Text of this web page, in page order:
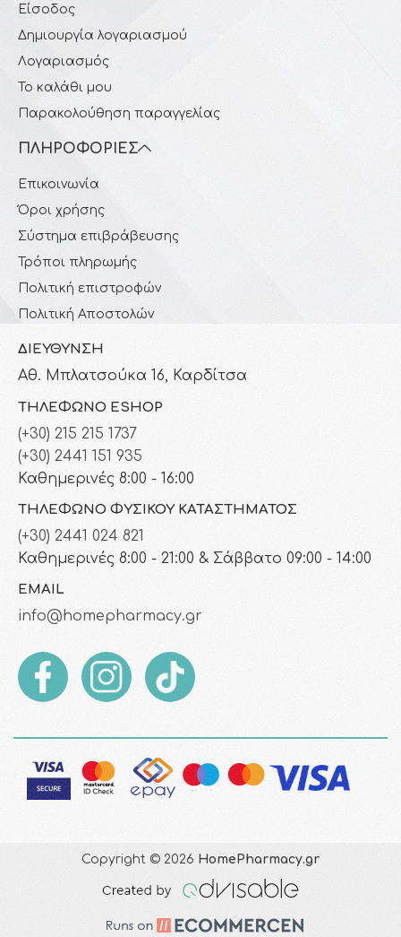
Είσοδος
Δημιουργία λογαριασμού
Λογαριασμός
Το καλάθι μου
Παρακολούθηση παραγγελίας
ΠΛΗΡΟΦΟΡΊΕΣ
Επικοινωνία
Όροι χρήσης
Σύστημα επιβράβευσης
Τρόποι πληρωμής
Πολιτική επιστροφών
Πολιτική Αποστολών
ΔΙΕΎΘΥΝΣΗ
Αθ. Μπλατσούκα 16, Καρδίτσα
ΤΗΛΈΦΩΝΟ ESHOP
(+30) 215 215 1737
(+30) 2441 151 935
Καθημερινές 8:00 - 16:00
ΤΗΛΈΦΩΝΟ ΦΥΣΙΚΟΎ ΚΑΤΑΣΤΉΜΑΤΟΣ
(+30) 2441 024 821
Καθημερινές 8:00 - 21:00 & Σάββατο 09:00 - 14:00
EMAIL
info@homepharmacy.gr
Copyright © 2026 HomePharmacy.gr